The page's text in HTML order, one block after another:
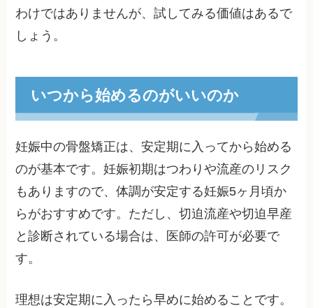
わけではありませんが、試してみる価値はあるで
しょう。
いつから始めるのがいいのか
妊娠中の骨盤矯正は、安定期に入ってから始める
のが基本です。妊娠初期はつわりや流産のリスク
もありますので、体調が安定する妊娠5ヶ月頃か
らがおすすめです。ただし、切迫流産や切迫早産
と診断されている場合は、医師の許可が必要で
す。
理想は安定期に入ったら早めに始めることです。